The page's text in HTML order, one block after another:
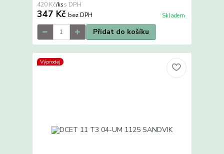
420 Kč/ks
347 Kč bez DPH Skladem
Přidat do košíku
Výprodej